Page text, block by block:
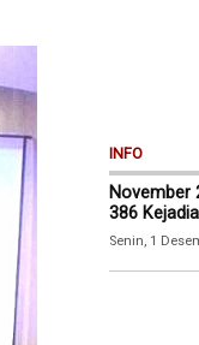
INFO
November
386
Senin, 1